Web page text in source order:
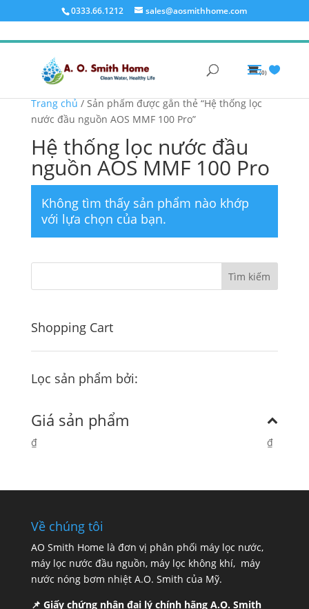
0333.66.1212 sales@aosmithhome.com
(0)
Trang chủ/ Sản phẩm được gắn thẻ “Hệ thống lọc
nước đầu nguồn AOS MMF 100 Pro”
Hệ thống lọc nước đầu
nguồn AOS MMF 100 Pro
Không tìm thấy sản phẩm nào khớp
với lựa chọn của bạn.
Shopping Cart
Lọc sản phẩm bởi:
Giá sản phẩm
₫ ₫
Về chúng tôi
AO Smith Home là đơn vị phân phối máy lọc nước,
máy lọc nước đầu nguồn, máy lọc không khí, máy
nước nóng bơm nhiệt A.O. Smith của Mỹ.
📌 Giấy chứng nhận đại lý chính hãng A.O. Smith